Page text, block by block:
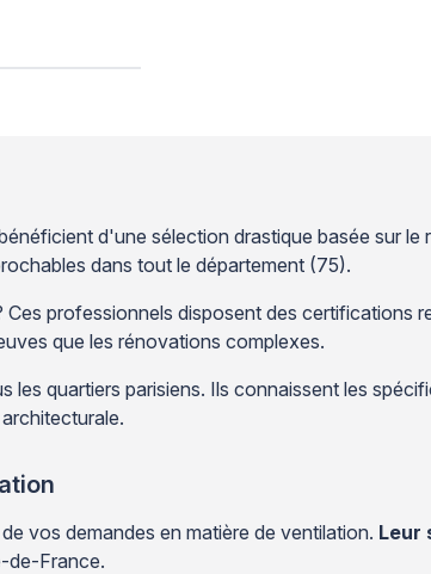
d'une sélection drastique basée sur
dans tout le département (75).
professionnels disposent des certifications
que les rénovations complexes.
quartiers parisiens. Ils connaissent les
vos demandes en matière de ventilation. Leur
de-France.